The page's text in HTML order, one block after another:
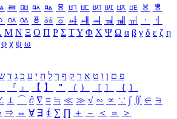
ㅭ ㅮ ㅯ ㅰ ㅱ ㅲ ㅳ ㅴ ㅵ ㅶ ㅷ ㅸ
ㅹ
ㆂ ㆃ ㆄ ㆅ ㆆ ㆇ ㆈ ㆉ ㆊ ㆋ ㆌ ㆍ
ㆎ
Μ Ν Ξ Ο Π Ρ Σ ΤΥ Φ Χ Ψ Ω α β γ δ ε ζ η
φ χ ψ ω
פ ם ן ו ט א ר ק ף ך ל ח י ע כ ג ד
『 』 【 】 ＂ （ ） ［ ］ ｛ ｝
⊥ ⌒ ∂ ∇ ≡ ≒ ≪ ≫ √ ∽ ∝ ∵ ∫ ∬ ∈ ∋
⇒ ⇔ ∀ ∃ ∮ ∑ ∏ ＋ － ＜ ＝
＞